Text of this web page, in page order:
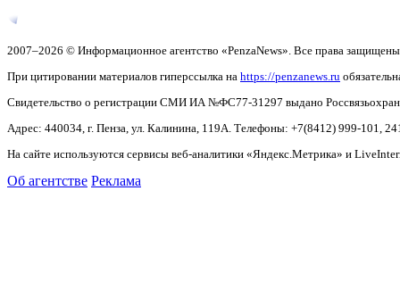
2007–2026 © Информационное агентство «PenzaNews». Все права
При цитировании материалов гиперссылка на https://penzanews.ru
Свидетельство о регистрации СМИ ИА №ФС77-31297 выдано
Адрес: 440034, г. Пенза, ул. Калинина, 119А. Телефоны: +7(8412) 999-101,
На сайте используются сервисы веб-аналитики «Яндекс.Метрика» и
Об агентстве Реклама